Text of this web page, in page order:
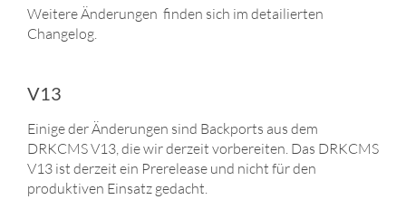
Weitere Änderungen finden sich im detailierten
Changelog.
V13
Einige der Änderungen sind Backports aus dem
DRKCMS V13, die wir derzeit vorbereiten. Das DRKCMS
V13 ist derzeit ein Prerelease und nicht für den
produktiven Einsatz gedacht.